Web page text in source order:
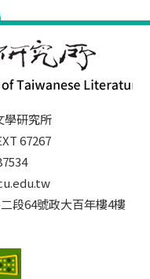
學研究所
67267
段64號政大百年樓4樓